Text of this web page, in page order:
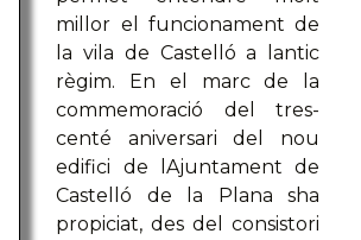
millor el funcionament de
la vila de Castelló a lantic
règim. En el marc de la
commemoració del tres-
centé aniversari del nou
edifici de lAjuntament de
Castelló de la Plana sha
propiciat, des del consistori